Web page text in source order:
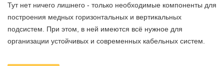
Тут нет ничего лишнего - только необходимые компоненты для
построения медных горизонтальных и вертикальных
подсистем. При этом, в ней имеются всё нужное для
организации устойчивых и современных кабельных систем.